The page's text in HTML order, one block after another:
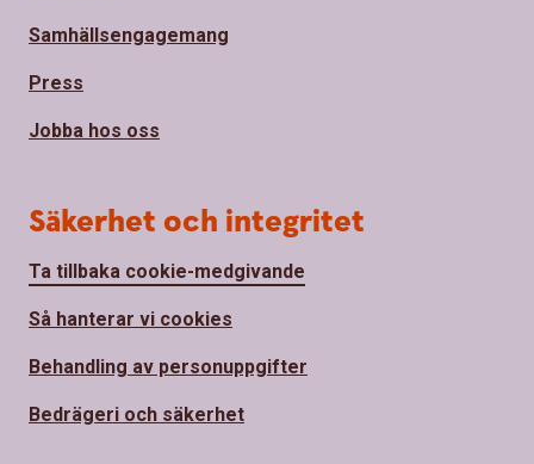
Samhällsengagemang
Press
Jobba hos oss
Säkerhet och integritet
Ta tillbaka cookie-medgivande
Så hanterar vi cookies
Behandling av personuppgifter
Bedrägeri och säkerhet